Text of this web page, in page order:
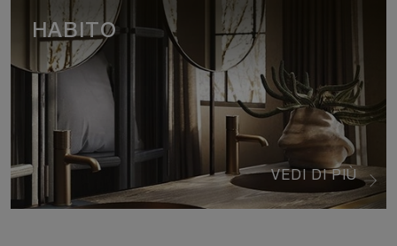
VEDI DI PIÙ
HABITO